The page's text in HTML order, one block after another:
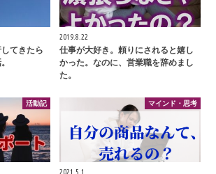
てきたら
2019.8.22
仕事が大好き。頼りにされると嬉し
かった。なのに、営業職を辞めまし
た。
活動記 マインド・思考
2021.5.1